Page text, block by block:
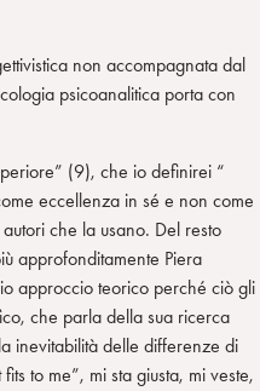
non accompagnata dal
psicoanalitica porta con
(9), che io definirei “
eccellenza in sé e non come
che la usano. Del resto
approfonditamente Piera
approccio teorico perché ciò gli
che parla della sua ricerca
inevitabilità delle differenze di
to me”, mi sta giusta, mi veste,